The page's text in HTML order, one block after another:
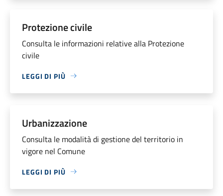
Protezione civile
Consulta le informazioni relative alla Protezione
civile
LEGGI DI PIÙ
Urbanizzazione
Consulta le modalità di gestione del territorio in
vigore nel Comune
LEGGI DI PIÙ